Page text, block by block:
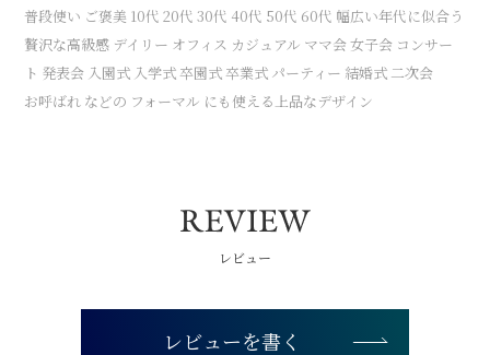
普段使い ご褒美 10代 20代 30代 40代 50代 60代 幅広い年代に似合う
贅沢な高級感 デイリー オフィス カジュアル ママ会 女子会 コンサー
ト 発表会 入園式 入学式 卒園式 卒業式 パーティー 結婚式 二次会
お呼ばれ などの フォーマル にも使える上品なデザイン
レビュー
レビューを書く